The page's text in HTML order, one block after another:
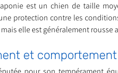
est un chien de taille
protection contre les
elle est généralement rousse
et comportement